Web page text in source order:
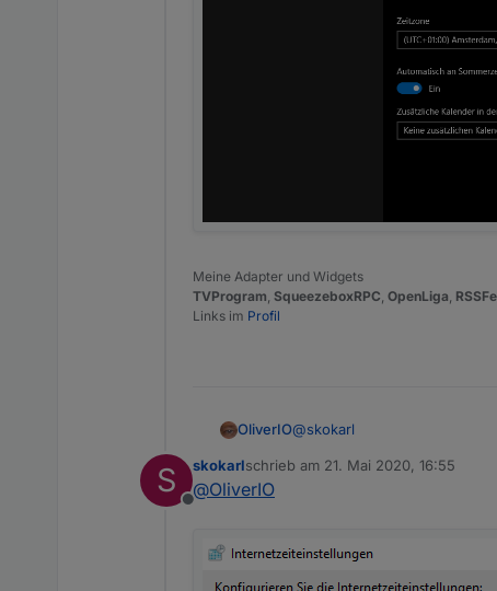
Meine Adapter und Widgets
TVProgram SqueezeboxRPC OpenLiga
Links im Profil
OliverIO@skokarl
für zeitservices kann man hier
S
Offline
skokarlschrieb am 21. Mai 2020, 16:55
zuletzt editiert von
@OliverIO